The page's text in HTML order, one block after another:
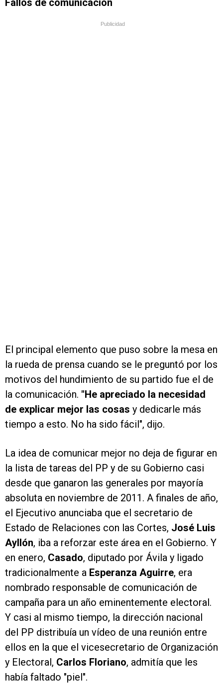
Fallos de comunicación
Publicidad
El principal elemento que puso sobre la mesa en
la rueda de prensa cuando se le preguntó por los
motivos del hundimiento de su partido fue el de
la comunicación. "He apreciado la necesidad
de explicar mejor las cosas y dedicarle más
tiempo a esto. No ha sido fácil", dijo.
La idea de comunicar mejor no deja de figurar en
la lista de tareas del PP y de su Gobierno casi
desde que ganaron las generales por mayoría
absoluta en noviembre de 2011. A finales de año,
el Ejecutivo anunciaba que el secretario de
Estado de Relaciones con las Cortes, José Luis
Ayllón, iba a reforzar este área en el Gobierno. Y
en enero, Casado, diputado por Ávila y ligado
tradicionalmente a Esperanza Aguirre, era
nombrado responsable de comunicación de
campaña para un año eminentemente electoral.
Y casi al mismo tiempo, la dirección nacional
del PP distribuía un vídeo de una reunión entre
ellos en la que el vicesecretario de Organización
y Electoral, Carlos Floriano, admitía que les
había faltado "piel".